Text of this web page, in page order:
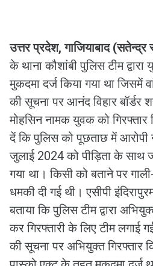
उत्तर प्रदेश, गाजियाबाद (सतेन्द्र
के थाना कौशांबी पुलिस टीम द्वारा
मुकदमा दर्ज किया गया था जिसमें
की सूचना पर आनंद विहार
मोहसिन नामक युवक को
दें कि पुलिस को पूछताछ में आरोपी
जुलाई 2024 को पीड़िता के साथ
गया था। किसी को बताने पर
धमकी दी गई थी। एसीपी
बताया कि पुलिस टीम द्वारा
कर गिरफ्तारी के लिए टीम लगाई
की सूचना पर अभियुक्त गिरफ्तार